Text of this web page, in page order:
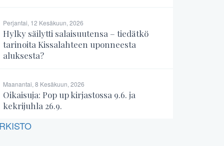
Perjantai, 12 Kesäkuun, 2026
Hylky säilytti salaisuutensa – tiedätkö
tarinoita Kissalahteen uponneesta
aluksesta?
Maanantai, 8 Kesäkuun, 2026
Oikaisuja: Pop up kirjastossa 9.6. ja
kekrijuhla 26.9.